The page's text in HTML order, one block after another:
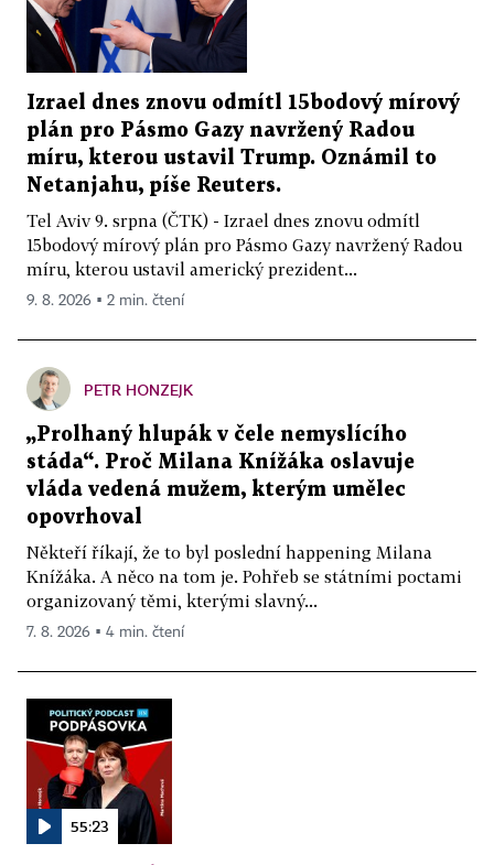
Izrael dnes znovu odmítl 15bodový mírový
plán pro Pásmo Gazy navržený Radou
míru, kterou ustavil Trump. Oznámil to
Netanjahu, píše Reuters.
Tel Aviv 9. srpna (ČTK) - Izrael dnes znovu odmítl
15bodový mírový plán pro Pásmo Gazy navržený Radou
míru, kterou ustavil americký prezident...
9. 8. 2026 ▪ 2 min. čtení
PETR HONZEJK
„Prolhaný hlupák v čele nemyslícího
stáda“. Proč Milana Knížáka oslavuje
vláda vedená mužem, kterým umělec
opovrhoval
Někteří říkají, že to byl poslední happening Milana
Knížáka. A něco na tom je. Pohřeb se státními poctami
organizovaný těmi, kterými slavný...
7. 8. 2026 ▪ 4 min. čtení
55:23